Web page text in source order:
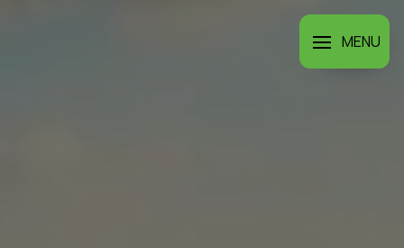
MENU